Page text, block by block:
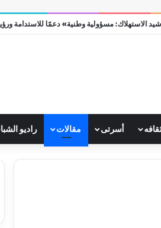
مسؤولية وطنية» دعمًا للاستدامة ورؤية
أسرتى مقالات راديو